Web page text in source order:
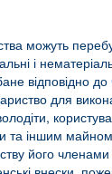
можуть
і
відповідно до
для
та іншим
його